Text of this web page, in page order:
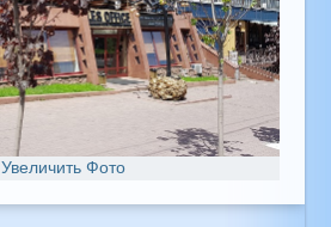
Увеличить Фото